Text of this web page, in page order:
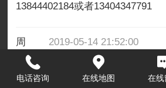
13844402184或者13404347791
2019-05-14 21:52:00
师傅，观看里面的视频需要什么
达到这样条件？
电话咨询 在线地图 在线